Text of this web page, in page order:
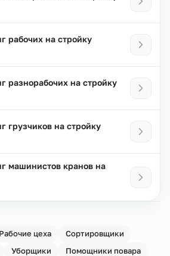
рабочих на стройку
разнорабочих на стройку
грузчиков на стройку
машинистов кранов на
Рабочие цеха
Сортировщики
Уборщики
Помощники повара